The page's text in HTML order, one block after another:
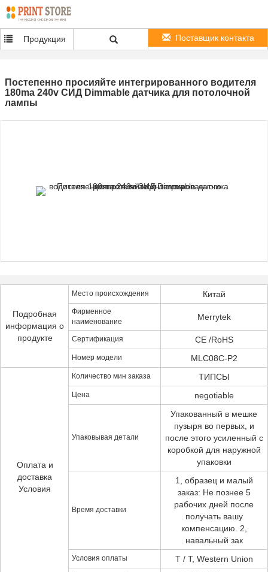
Продукция Поставщик контакта
Постепенно просияйте интегрированного водителя
180ma 240v СИД Dimmable датчика для потолочной
лампы
Подробная
информация о
продукте
Место происхождения Китай
Фирменное
наименование
Merrytek
Сертификация CE /RoHS
Номер модели MLC08C-P2
Оплата и
доставка
Условия
Количество мин заказа ТИПСЫ
Цена negotiable
Упаковывая детали
Упакованный в мешке
пузыря во первых, и
после этого усиленный с
коробкой для наружной
упаковки
Время доставки
1, образец и малый
заказ: Не познее 5
рабочих дней после
получать вашу
компенсацию. 2,
навальный зак
Условия оплаты T / T, Western Union